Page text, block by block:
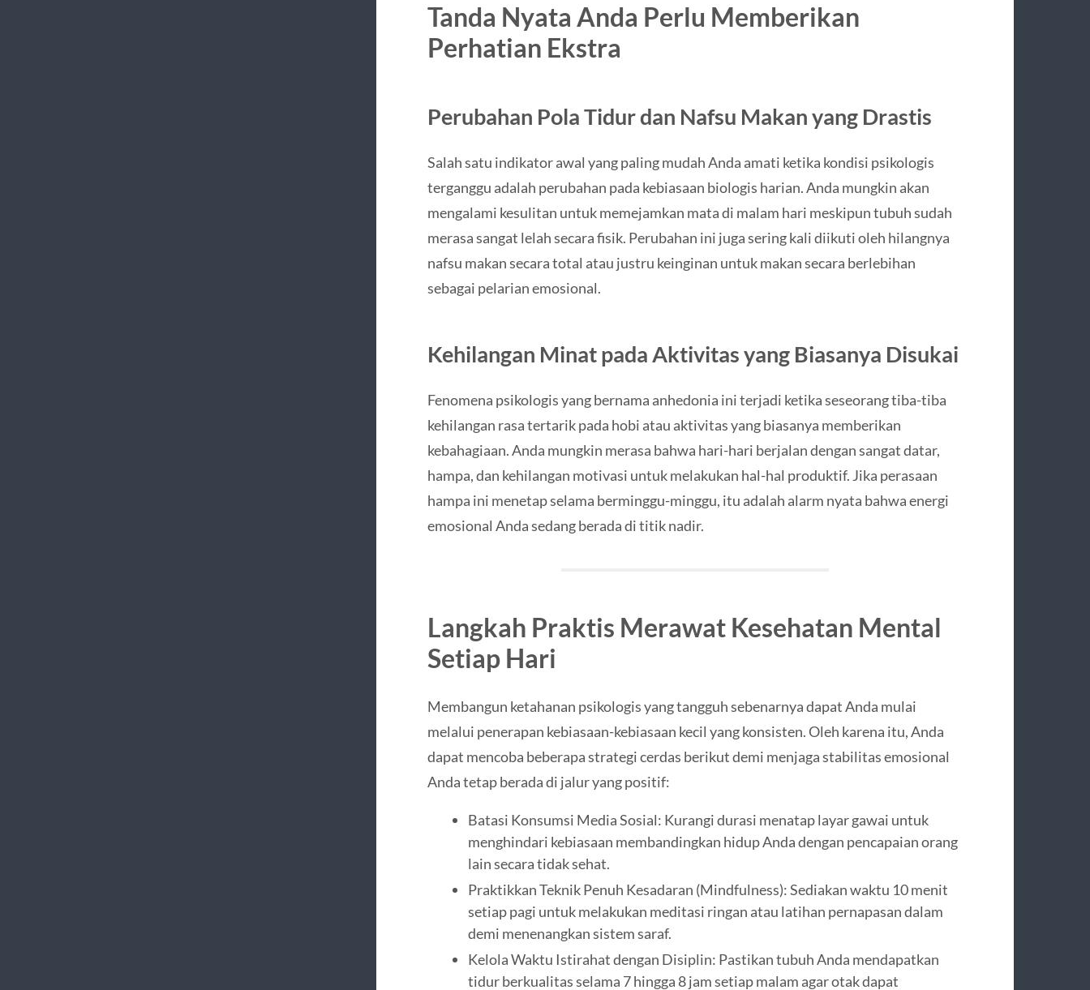
Tanda Nyata Anda Perlu Memberikan
Perhatian Ekstra
Perubahan Pola Tidur dan Nafsu Makan yang Drastis
Salah satu indikator awal yang paling mudah Anda amati ketika kondisi psikologis
terganggu adalah perubahan pada kebiasaan biologis harian. Anda mungkin akan
mengalami kesulitan untuk memejamkan mata di malam hari meskipun tubuh sudah
merasa sangat lelah secara fisik. Perubahan ini juga sering kali diikuti oleh hilangnya
nafsu makan secara total atau justru keinginan untuk makan secara berlebihan
sebagai pelarian emosional.
Kehilangan Minat pada Aktivitas yang Biasanya Disukai
Fenomena psikologis yang bernama anhedonia ini terjadi ketika seseorang tiba-tiba
kehilangan rasa tertarik pada hobi atau aktivitas yang biasanya memberikan
kebahagiaan. Anda mungkin merasa bahwa hari-hari berjalan dengan sangat datar,
hampa, dan kehilangan motivasi untuk melakukan hal-hal produktif. Jika perasaan
hampa ini menetap selama berminggu-minggu, itu adalah alarm nyata bahwa energi
emosional Anda sedang berada di titik nadir.
Langkah Praktis Merawat Kesehatan Mental
Setiap Hari
Membangun ketahanan psikologis yang tangguh sebenarnya dapat Anda mulai
melalui penerapan kebiasaan-kebiasaan kecil yang konsisten. Oleh karena itu, Anda
dapat mencoba beberapa strategi cerdas berikut demi menjaga stabilitas emosional
Anda tetap berada di jalur yang positif:
Batasi Konsumsi Media Sosial: Kurangi durasi menatap layar gawai untuk
menghindari kebiasaan membandingkan hidup Anda dengan pencapaian orang
lain secara tidak sehat.
Praktikkan Teknik Penuh Kesadaran (Mindfulness): Sediakan waktu 10 menit
setiap pagi untuk melakukan meditasi ringan atau latihan pernapasan dalam
demi menenangkan sistem saraf.
Kelola Waktu Istirahat dengan Disiplin: Pastikan tubuh Anda mendapatkan
tidur berkualitas selama 7 hingga 8 jam setiap malam agar otak dapat